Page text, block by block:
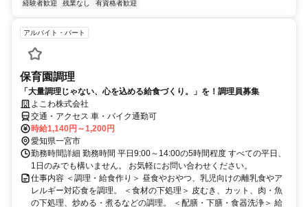
経験者歓迎
残業なし 有資格者歓迎
アルバイト・パート
保育園調理
「大量調理じゃない、心を込める給食づくり。」を！調理員募集
よこわ株式会社
交通・アクセス 車・バイク通勤可
時給1,140円～1,200円
愛知県一宮市
勤務時間詳細 勤務時間 平日9:00～14:00の5時間程度 すべての平日、
1日のみでも構いません。 お気軽にお問い合わせください。
仕事内容 ＜調理・給食作り＞ 昼食やおやつ、乳児向けの離乳食やア
レルギー対応食を調理。 ＜食材の下処理＞ 皮むき、カット、肉・魚
の下処理、炒める・煮るなどの調理。 ＜配膳・下膳・食器洗浄＞ 給